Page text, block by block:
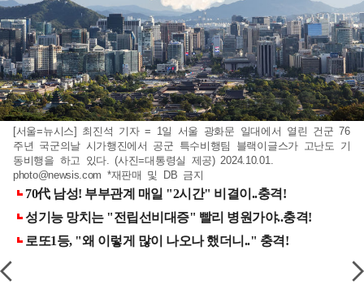
[서울=뉴시스] 최진석 기자 = 1일 서울 광화문 일대에서 열린 건군 76
주년 국군의날 시가행진에서 공군 특수비행팀 블랙이글스가 고난도 기
동비행을 하고 있다. (사진=대통령실 제공) 2024.10.01.
photo@newsis.com *재판매 및 DB 금지